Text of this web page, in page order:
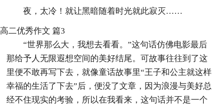
夜，太冷！就让黑暗随着时光就此寂灭……
高二优秀作文 篇3
“世界那么大，我想去看看。”这句话仿佛电影最后
那给予人无限遐想空间的美好结尾。可故事往往到了这
里便不敢再写下去，就像童话故事里“王子和公主就这样
幸福的生活了下去”后，便没了文章，因为浪漫与美好总
经不住现实的考验，所以在我看来，这句话并不是一个